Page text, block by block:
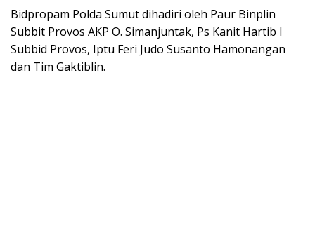
Bidpropam Polda Sumut dihadiri oleh Paur Binplin
Subbit Provos AKP O. Simanjuntak, Ps Kanit Hartib l
Subbid Provos, Iptu Feri Judo Susanto Hamonangan
dan Tim Gaktiblin.